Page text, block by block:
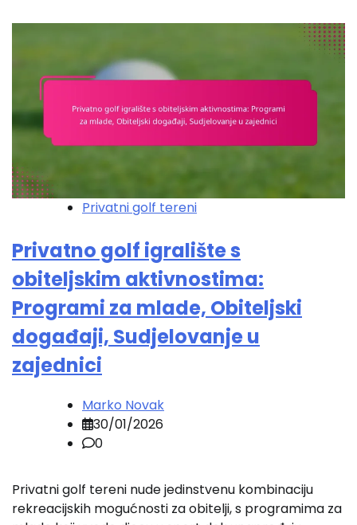
Privatni golf tereni
Privatno golf igralište s
obiteljskim aktivnostima:
Programi za mlade, Obiteljski
događaji, Sudjelovanje u
zajednici
Marko Novak
30/01/2026
0
Privatni golf tereni nude jedinstvenu kombinaciju
rekreacijskih mogućnosti za obitelji, s programima za